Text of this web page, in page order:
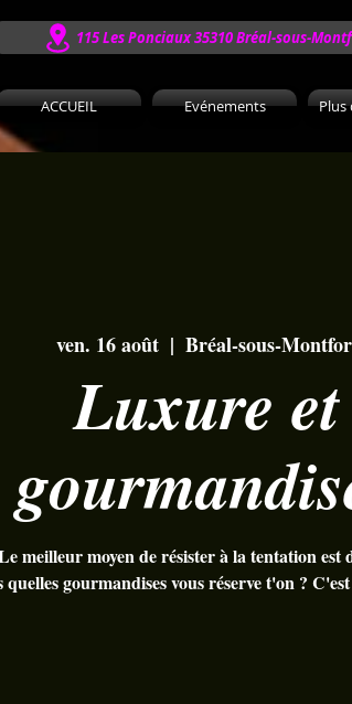
ACCUEIL Evénements
115 Les Ponciaux 35310 Bréal-sous-
ven. 16 août
  |
Bréal-sous-
Luxure et
meilleur moyen de résister à la tentation est
quelles gourmandises vous réserve t'on ?